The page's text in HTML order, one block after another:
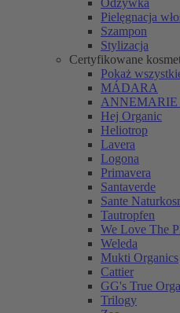
Odżywka
Pielęgnacja
Szampon
Stylizacja
Certyfikowane
Pokaż
MÁDARA
Hej Organic
Heliotrop
Lavera
Logona
Primavera
Santaverde
Sante
Tautropfen
We Love The
Weleda
Mukti Organics
Cattier
GG's True
Trilogy